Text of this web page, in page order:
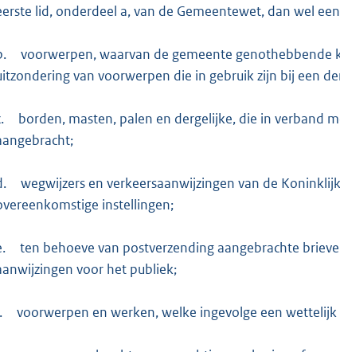
lid, onderdeel a, van de Gemeentewet, dan wel
voorwerpen, waarvan de gemeente
van voorwerpen die in gebruik zijn bij een
borden, masten, palen en dergelijke, die in verband
wegwijzers en verkeersaanwijzingen van de
instellingen;
ten behoeve van postverzending aangebrachte
voor het publiek;
voorwerpen en werken, welke ingevolge een